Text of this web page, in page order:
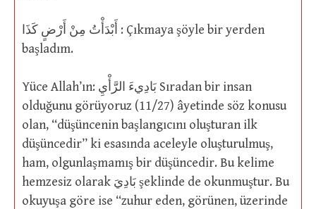
أَبْدَأْتُ مِنْ أَرْضٍ كَذَا : Çıkmaya şöyle bir yerden
başladım.
Yüce Allah’ın: بَادِيءَ الرَّأْيِ Sıradan bir insan
olduğunu görüyoruz (11/27) âyetinde söz konusu
olan, “düşüncenin başlangıcını oluşturan ilk
düşüncedir” ki esasında aceleyle oluşturulmuş,
ham, olgunlaşmamış bir düşüncedir. Bu kelime
hemzesiz olarak بَادِيَ şeklinde de okunmuştur. Bu
okuyuşa göre ise “zuhur eden, görünen, üzerinde